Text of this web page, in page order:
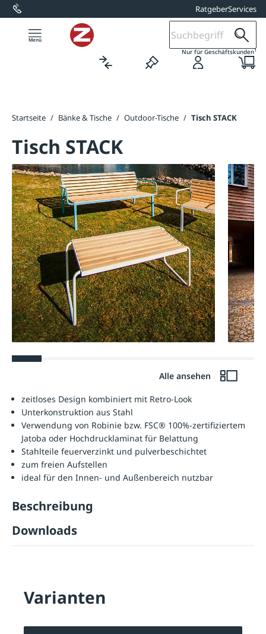
springen RatgeberServices
Nur für Geschäftskunden1
Startseite / Bänke & Tische / Outdoor-Tische / Tisch STACK
Tisch STACK
Alle ansehen
zeitloses Design kombiniert mit Retro-Look
Unterkonstruktion aus Stahl
Verwendung von Robinie bzw. FSC® 100%-zertifiziertem
Jatoba oder Hochdrucklaminat für Belattung
Stahlteile feuerverzinkt und pulverbeschichtet
zum freien Aufstellen
ideal für den Innen- und Außenbereich nutzbar
Beschreibung
Downloads
Varianten